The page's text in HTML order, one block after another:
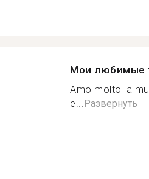
Мои любимые
Amo molto la
e...Развернуть